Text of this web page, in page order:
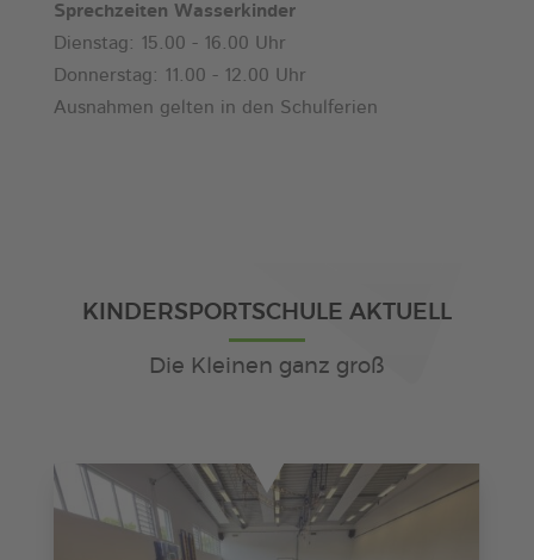
Sprechzeiten Wasserkinder
Dienstag: 15.00 - 16.00 Uhr
Donnerstag: 11.00 - 12.00 Uhr
Ausnahmen gelten in den Schulferien
KINDERSPORTSCHULE AKTUELL
Die Kleinen ganz groß